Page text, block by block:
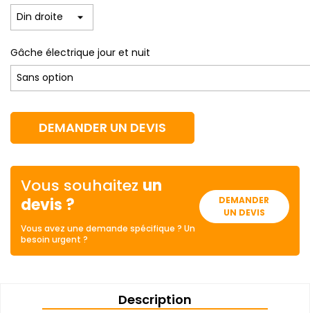
Gâche électrique jour et nuit
DEMANDER UN DEVIS
Vous souhaitez un
devis ?
Vous avez une demande spécifique ? Un
besoin urgent ?
DEMANDER
UN DEVIS
Description